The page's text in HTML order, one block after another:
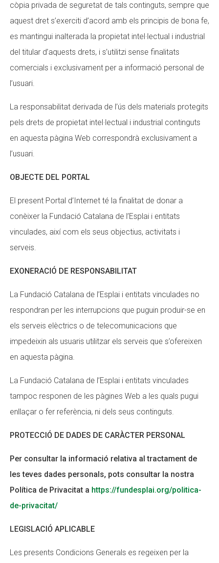
còpia privada de seguretat de tals continguts, sempre que
aquest dret s’exerciti d’acord amb els principis de bona fe,
es mantingui inalterada la propietat intel·lectual i industrial
del titular d’aquests drets, i s’utilitzi sense finalitats
comercials i exclusivament per a informació personal de
l’usuari.
La responsabilitat derivada de l’ús dels materials protegits
pels drets de propietat intel·lectual i industrial continguts
en aquesta pàgina Web correspondrà exclusivament a
l’usuari.
OBJECTE DEL PORTAL
El present Portal d’Internet té la finalitat de donar a
conèixer la Fundació Catalana de l’Esplai i entitats
vinculades, així com els seus objectius, activitats i
serveis.
EXONERACIÓ DE RESPONSABILITAT
La Fundació Catalana de l’Esplai i entitats vinculades no
respondran per les interrupcions que puguin produir-se en
els serveis elèctrics o de telecomunicacions que
impedeixin als usuaris utilitzar els serveis que s’ofereixen
en aquesta pàgina.
La Fundació Catalana de l’Esplai i entitats vinculades
tampoc responen de les pàgines Web a les quals pugui
enllaçar o fer referència, ni dels seus continguts.
PROTECCIÓ DE DADES DE CARÀCTER PERSONAL
Per consultar la informació relativa al tractament de
lesteves dades personals, pots consultar la nostra
Política de Privacitat a https://fundesplai.org/politica-
de-privacitat/
LEGISLACIÓ APLICABLE
Les presents Condicions Generals es regeixen per la